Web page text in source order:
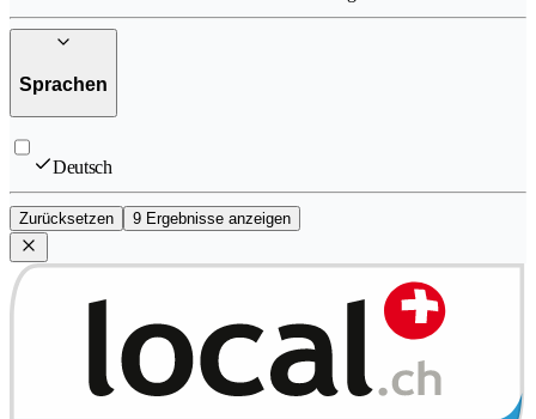
Sprachen
Deutsch
Zurücksetzen 9 Ergebnisse anzeigen